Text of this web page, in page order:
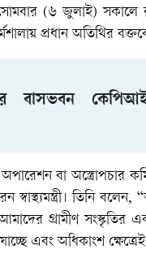
(৬ জুলাই) সকালে
প্রধান অতিথির
বাসভবন
বা অস্ত্রোপচার
তিনি
গ্রামীণ সংস্কৃতির
এবং অধিকাংশ